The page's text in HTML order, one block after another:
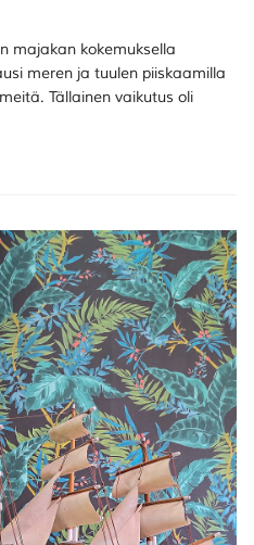
majakan kokemuksella
meren ja tuulen piiskaamilla
Tällainen vaikutus oli